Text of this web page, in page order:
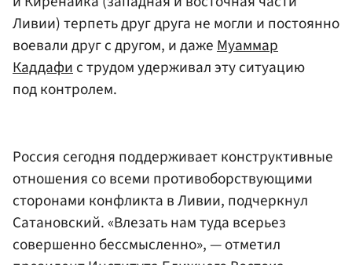
Ливии) терпеть друг друга не могли и постоянно
воевали друг с другом, и дажеМуаммар
Каддафис трудом удерживал эту ситуацию
под контролем.
Россия сегодня поддерживает конструктивные
отношения со всеми противоборствующими
сторонами конфликта в Ливии, подчеркнул
Сатановский. «Влезать нам туда всерьез
совершенно бессмысленно», — отметил